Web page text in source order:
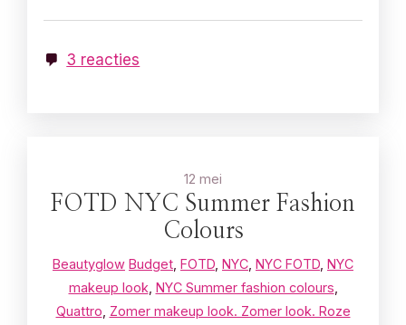
3 reacties
12 mei
FOTD NYC Summer Fashion
Colours
Beautyglow Budget FOTD NYC NYC FOTD NYC
makeup look NYC Summer fashion colours
Quattro Zomer makeup look. Zomer look. Roze